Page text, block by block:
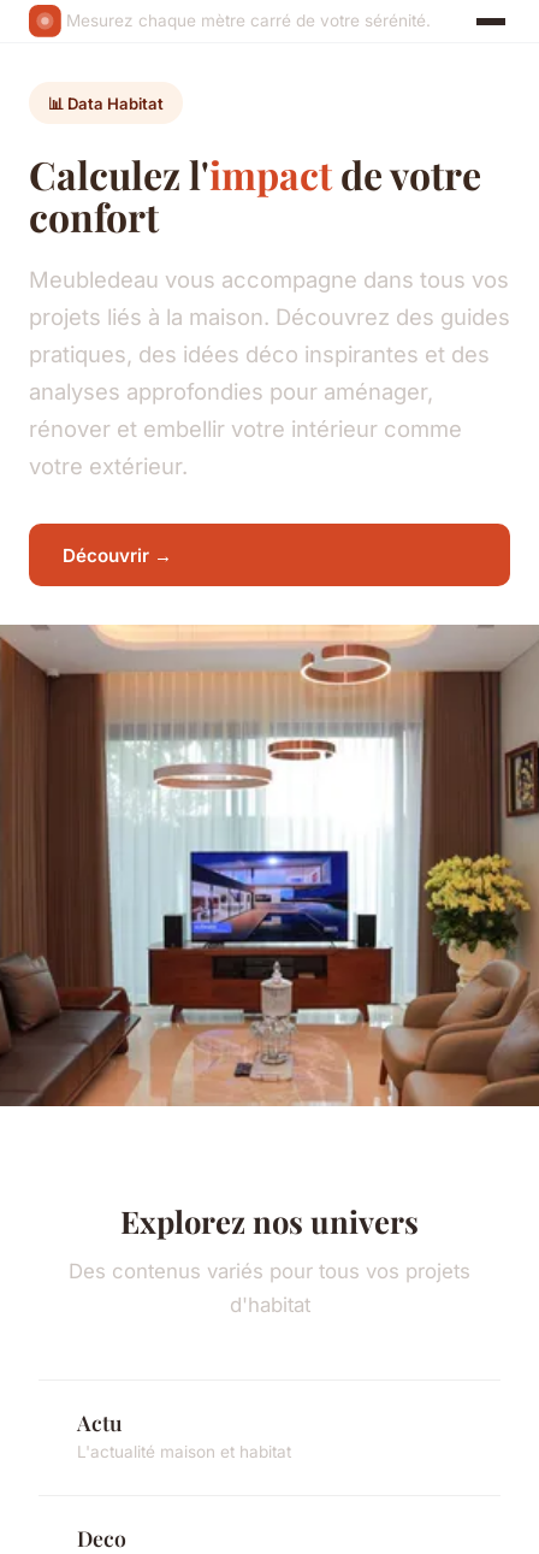
Mesurez chaque mètre carré de votre sérénité.
📊 Data Habitat
Calculez l'impactde votre
confort
Meubledeau vous accompagne dans tous vos
projets liés à la maison. Découvrez des guides
pratiques, des idées déco inspirantes et des
analyses approfondies pour aménager,
rénover et embellir votre intérieur comme
votre extérieur.
Découvrir →
Explorez nos univers
Des contenus variés pour tous vos projets
d'habitat
Actu
L'actualité maison et habitat
Deco